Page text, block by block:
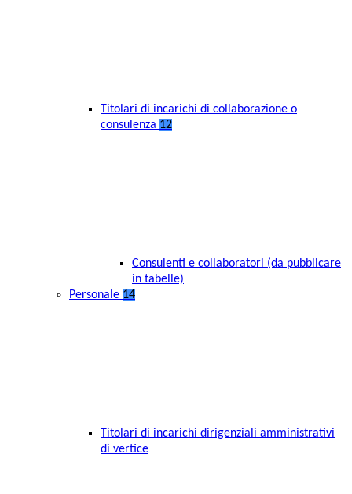
Titolari di incarichi di collaborazione o
consulenza 12
Consulenti e collaboratori (da pubblicare
in tabelle)
Personale 14
Titolari di incarichi dirigenziali amministrativi
di vertice